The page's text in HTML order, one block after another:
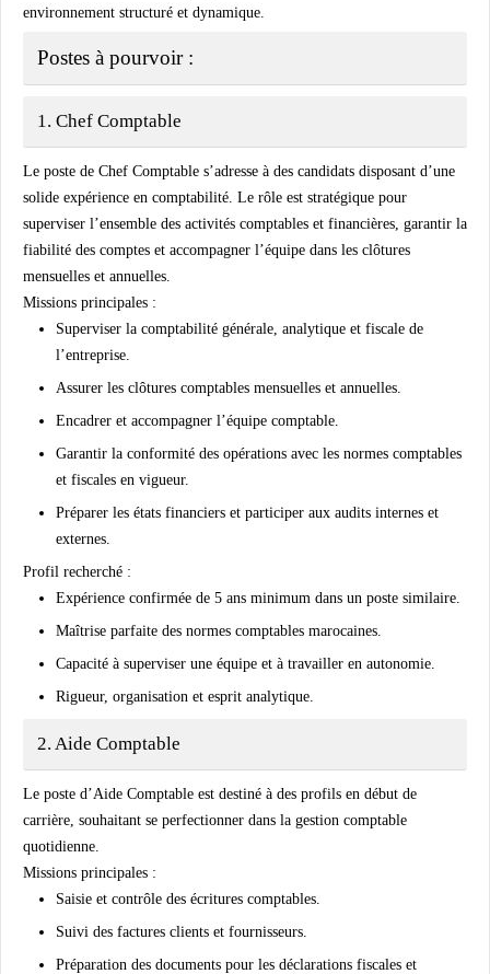
environnement structuré et dynamique.
Postes à pourvoir :
1. Chef Comptable
Le poste de Chef Comptable s’adresse à des candidats disposant d’une
solide expérience en comptabilité. Le rôle est stratégique pour
superviser l’ensemble des activités comptables et financières, garantir la
fiabilité des comptes et accompagner l’équipe dans les clôtures
mensuelles et annuelles.
Missions principales :
Superviser la comptabilité générale, analytique et fiscale de
l’entreprise.
Assurer les clôtures comptables mensuelles et annuelles.
Encadrer et accompagner l’équipe comptable.
Garantir la conformité des opérations avec les normes comptables
et fiscales en vigueur.
Préparer les états financiers et participer aux audits internes et
externes.
Profil recherché :
Expérience confirmée de 5 ans minimum dans un poste similaire.
Maîtrise parfaite des normes comptables marocaines.
Capacité à superviser une équipe et à travailler en autonomie.
Rigueur, organisation et esprit analytique.
2. Aide Comptable
Le poste d’Aide Comptable est destiné à des profils en début de
carrière, souhaitant se perfectionner dans la gestion comptable
quotidienne.
Missions principales :
Saisie et contrôle des écritures comptables.
Suivi des factures clients et fournisseurs.
Préparation des documents pour les déclarations fiscales et